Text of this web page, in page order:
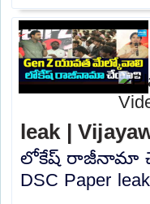
leak |
లోకేష్ రాజీనామా
DSC Paper